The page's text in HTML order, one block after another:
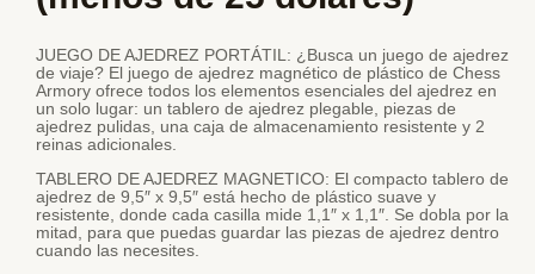
JUEGO DE AJEDREZ PORTÁTIL: ¿Busca un juego de ajedrez
de viaje? El juego de ajedrez magnético de plástico de Chess
Armory ofrece todos los elementos esenciales del ajedrez en
un solo lugar: un tablero de ajedrez plegable, piezas de
ajedrez pulidas, una caja de almacenamiento resistente y 2
reinas adicionales.
TABLERO DE AJEDREZ MAGNETICO: El compacto tablero de
ajedrez de 9,5″ x 9,5″ está hecho de plástico suave y
resistente, donde cada casilla mide 1,1″ x 1,1″. Se dobla por la
mitad, para que puedas guardar las piezas de ajedrez dentro
cuando las necesites.